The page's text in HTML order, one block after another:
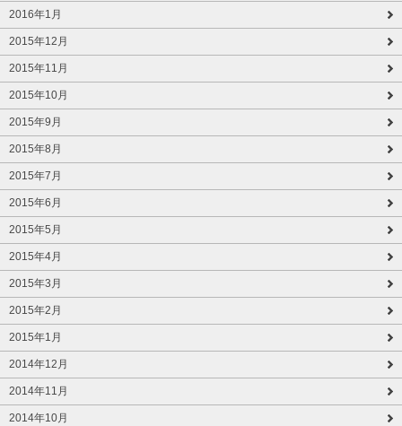
2016年1月
2015年12月
2015年11月
2015年10月
2015年9月
2015年8月
2015年7月
2015年6月
2015年5月
2015年4月
2015年3月
2015年2月
2015年1月
2014年12月
2014年11月
2014年10月